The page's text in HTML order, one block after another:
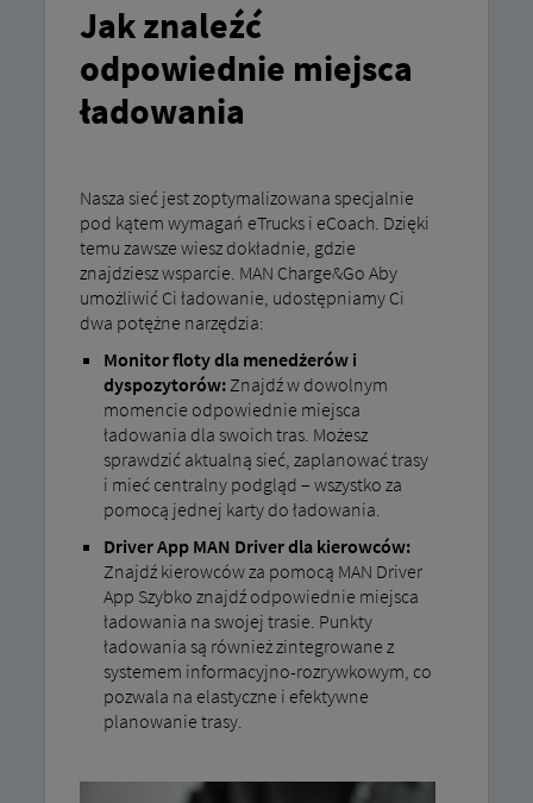
Jak znaleźć
odpowiednie miejsca
ładowania
Nasza sieć jest zoptymalizowana specjalnie
pod kątem wymagań eTrucks i eCoach. Dzięki
temu zawsze wiesz dokładnie, gdzie
znajdziesz wsparcie. MAN Charge&Go Aby
umożliwić Ci ładowanie, udostępniamy Ci
dwa potężne narzędzia:
Monitor floty dla menedżerów i
dyspozytorów:Znajdź w dowolnym
momencie odpowiednie miejsca
ładowania dla swoich tras. Możesz
sprawdzić aktualną sieć, zaplanować trasy
i mieć centralny podgląd – wszystko za
pomocą jednej karty do ładowania.
Driver App MAN Driver dla kierowców:
Znajdź kierowców za pomocą MAN Driver
App Szybko znajdź odpowiednie miejsca
ładowania na swojej trasie. Punkty
ładowania są również zintegrowane z
systemem informacyjno-rozrywkowym, co
pozwala na elastyczne i efektywne
planowanie trasy.